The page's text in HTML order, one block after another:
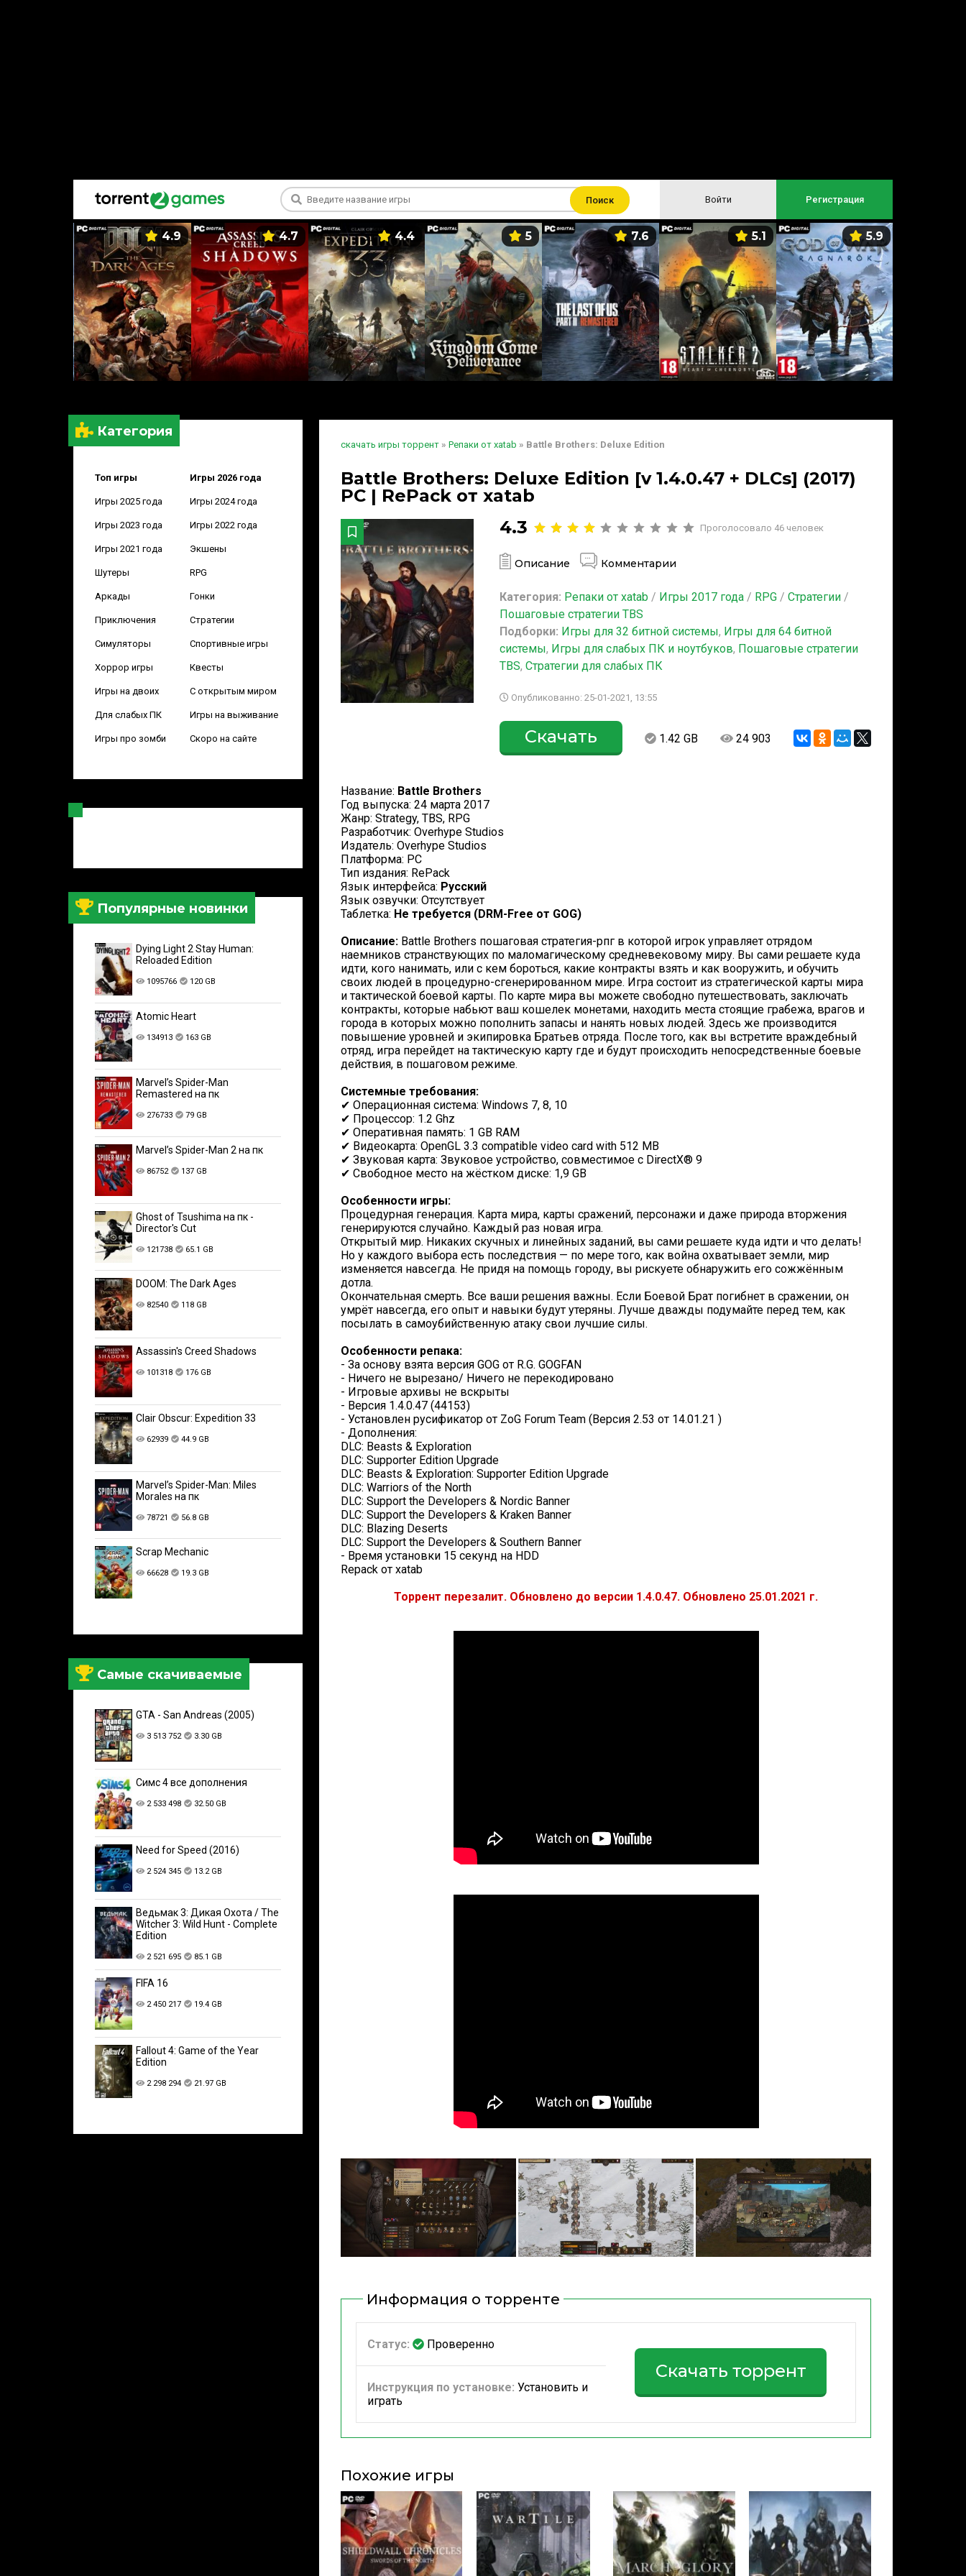
Поиск Войти Регистрация
4.9 4.7 4.4 5 7.6 5.1 5.9
Категория
Топ игры Игры 2026 года
Игры 2025 года Игры 2024 года
Игры 2023 года Игры 2022 года
Игры 2021 года Экшены
Шутеры RPG
Аркады Гонки
Приключения Стратегии
Симуляторы Спортивные игры
Хоррор игры Квесты
Игры на двоих С открытым миром
Для слабых ПК Игры на выживание
Игры про зомби Скоро на сайте
Популярные новинки
Dying Light 2 Stay Human:
Reloaded Edition
1095766 120 GB
Atomic Heart
134913 163 GB
Marvel’s Spider-Man
Remastered на пк
276733 79 GB
Marvel’s Spider-Man 2 на пк
86752 137 GB
Ghost of Tsushima на пк -
Director's Cut
121738 65.1 GB
DOOM: The Dark Ages
82540 118 GB
Assassin's Creed Shadows
101318 176 GB
Clair Obscur: Expedition 33
62939 44.9 GB
Marvel’s Spider-Man: Miles
Morales на пк
78721 56.8 GB
Scrap Mechanic
66628 19.3 GB
Самые скачиваемые
GTA - San Andreas (2005)
3 513 752 3.30 GB
Симс 4 все дополнения
2 533 498 32.50 GB
Need for Speed (2016)
2 524 345 13.2 GB
Ведьмак 3: Дикая Охота / The
Witcher 3: Wild Hunt - Complete
Edition
2 521 695 85.1 GB
FIFA 16
2 450 217 19.4 GB
Fallout 4: Game of the Year
Edition
2 298 294 21.97 GB
скачать игры торрент » Репаки от xatab » Battle Brothers: Deluxe Edition
Battle Brothers: Deluxe Edition [v 1.4.0.47 + DLCs] (2017)
PC | RePack от xatab
4.3
Проголосовало 46 человек
Описание Комментарии
Категория: Репаки от xatab / Игры 2017 года / RPG /Стратегии /
Пошаговые стратегии TBS
Подборки: Игры для 32 битной системы, Игры для 64 битной
системы, Игры для слабых ПК и ноутбуков, Пошаговые стратегии
TBS,Стратегии для слабых ПК
Опубликованно: 25-01-2021, 13:55
Скачать 1.42 GB 24 903
Название: Battle Brothers
Год выпуска: 24 марта 2017
Жанр: Strategy, TBS, RPG
Разработчик: Overhype Studios
Издатель: Overhype Studios
Платформа: PC
Тип издания: RePack
Язык интерфейса: Русский
Язык озвучки: Отсутствует
Таблетка: Не требуется (DRM-Free от GOG)
Описание: Battle Brothers пошаговая стратегия-рпг в которой игрок управляет отрядом
наемников странствующих по маломагическому средневековому миру. Вы сами решаете куда
идти, кого нанимать, или с кем бороться, какие контракты взять и как вооружить, и обучить
своих людей в процедурно-сгенерированном мире. Игра состоит из стратегической карты мира
и тактической боевой карты. По карте мира вы можете свободно путешествовать, заключать
контракты, которые набьют ваш кошелек монетами, находить места стоящие грабежа, врагов и
города в которых можно пополнить запасы и нанять новых людей. Здесь же производится
повышение уровней и экипировка Братьев отряда. После того, как вы встретите враждебный
отряд, игра перейдет на тактическую карту где и будут происходить непосредственные боевые
действия, в пошаговом режиме.
Системные требования:
✔ Операционная система: Windows 7, 8, 10
✔ Процессор: 1.2 Ghz
✔ Оперативная память: 1 GB RAM
✔ Видеокарта: OpenGL 3.3 compatible video card with 512 MB
✔ Звуковая карта: Звуковое устройство, совместимое с DirectX® 9
✔ Свободное место на жёстком диске: 1,9 GB
Особенности игры:
Процедурная генерация. Карта мира, карты сражений, персонажи и даже природа вторжения
генерируются случайно. Каждый раз новая игра.
Открытый мир. Никаких скучных и линейных заданий, вы сами решаете куда идти и что делать!
Но у каждого выбора есть последствия — по мере того, как война охватывает земли, мир
изменяется навсегда. Не придя на помощь городу, вы рискуете обнаружить его сожжённым
дотла.
Окончательная смерть. Все ваши решения важны. Если Боевой Брат погибнет в сражении, он
умрёт навсегда, его опыт и навыки будут утеряны. Лучше дважды подумайте перед тем, как
посылать в самоубийственную атаку свои лучшие силы.
Особенности репака:
- За основу взята версия GOG от R.G. GOGFAN
- Ничего не вырезано/ Ничего не перекодировано
- Игровые архивы не вскрыты
- Версия 1.4.0.47 (44153)
- Установлен русификатор от ZoG Forum Team (Версия 2.53 от 14.01.21 )
- Дополнения:
DLC: Beasts & Exploration
DLC: Supporter Edition Upgrade
DLC: Beasts & Exploration: Supporter Edition Upgrade
DLC: Warriors of the North
DLC: Support the Developers & Nordic Banner
DLC: Support the Developers & Kraken Banner
DLC: Blazing Deserts
DLC: Support the Developers & Southern Banner
- Время установки 15 секунд на HDD
Repack от xatab
Торрент перезалит. Обновлено до версии 1.4.0.47. Обновлено 25.01.2021 г.
Информация о торренте
Статус: Проверенно
Инструкция по установке: Установить и
играть
Скачать торрент
Похожие игры